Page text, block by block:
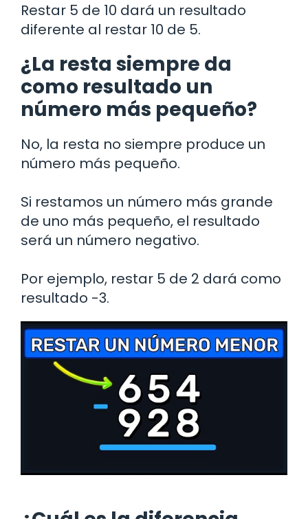
Restar 5 de 10 dará un resultado
diferente al restar 10 de 5.
¿La resta siempre da
como resultado un
número más pequeño?
No, la resta no siempre produce un
número más pequeño.
Si restamos un número más grande
de uno más pequeño, el resultado
será un número negativo.
Por ejemplo, restar 5 de 2 dará como
resultado -3.